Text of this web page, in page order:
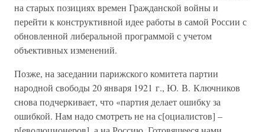
на старых позициях времен Гражданской войны и
перейти к конструктивной идее работы в самой России с
обновленной либеральной программой с учетом
объективных изменений.
Позже, на заседании парижского комитета партии
народной свободы 20 января 1921 г., Ю. В. Ключников
снова подчеркивает, что «партия делает ошибку за
ошибкой. Нам надо смотреть не на с[оциалистов] –